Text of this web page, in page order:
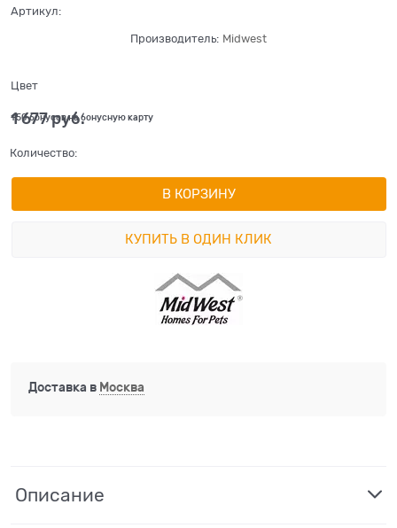
Артикул:
Производитель: Midwest
Цвет
1 677 руб.
+50 бонусов на бонусную карту
Количество:
В КОРЗИНУ
КУПИТЬ В ОДИН КЛИК
Доставка в Москва
Описание